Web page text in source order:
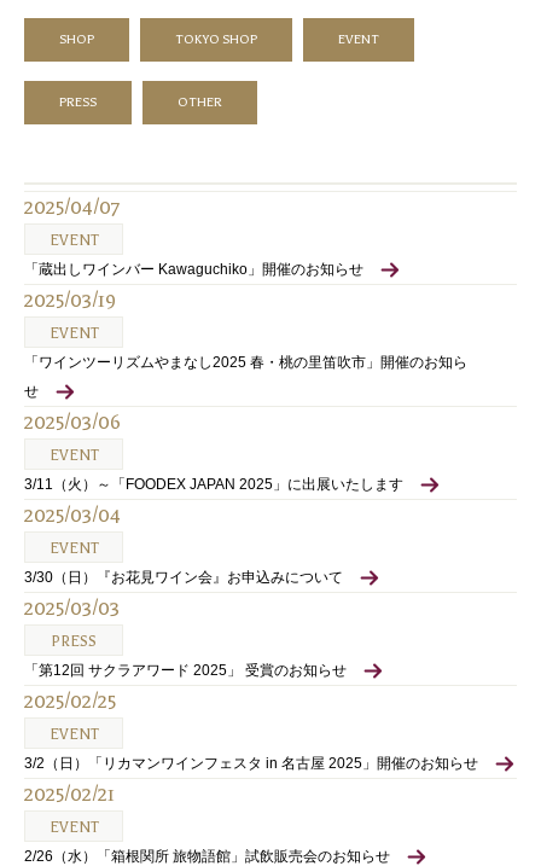
SHOP TOKYO SHOP EVENT
PRESS OTHER
2025/04/07
EVENT
「蔵出しワインバー Kawaguchiko」開催のお知らせ
2025/03/19
EVENT
「ワインツーリズムやまなし2025 春・桃の里笛吹市」開催のお知ら
せ
2025/03/06
EVENT
3/11（火）～「FOODEX JAPAN 2025」に出展いたします
2025/03/04
EVENT
3/30（日）『お花見ワイン会』お申込みについて
2025/03/03
PRESS
「第12回 サクラアワード 2025」 受賞のお知らせ
2025/02/25
EVENT
3/2（日）「リカマンワインフェスタ in 名古屋 2025」開催のお知らせ
2025/02/21
EVENT
2/26（水）「箱根関所 旅物語館」試飲販売会のお知らせ